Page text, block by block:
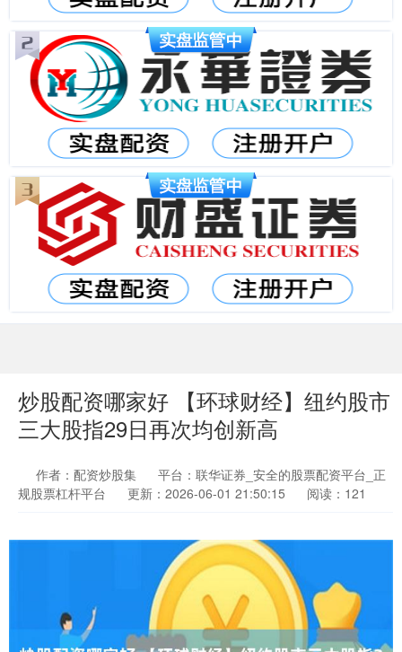
炒股配资哪家好 【环球财经】纽约股市
三大股指29日再次均创新高
作者：配资炒股集
平台：联华证券_安全的股票配资平台_正
规股票杠杆平台
更新：2026-06-01 21:50:15 阅读：121